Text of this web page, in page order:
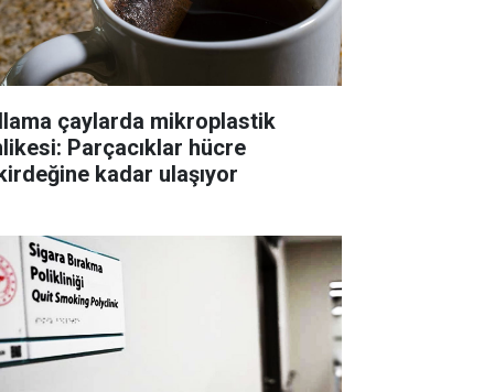
çaylarda mikroplastik
Parçacıklar hücre
kadar ulaşıyor